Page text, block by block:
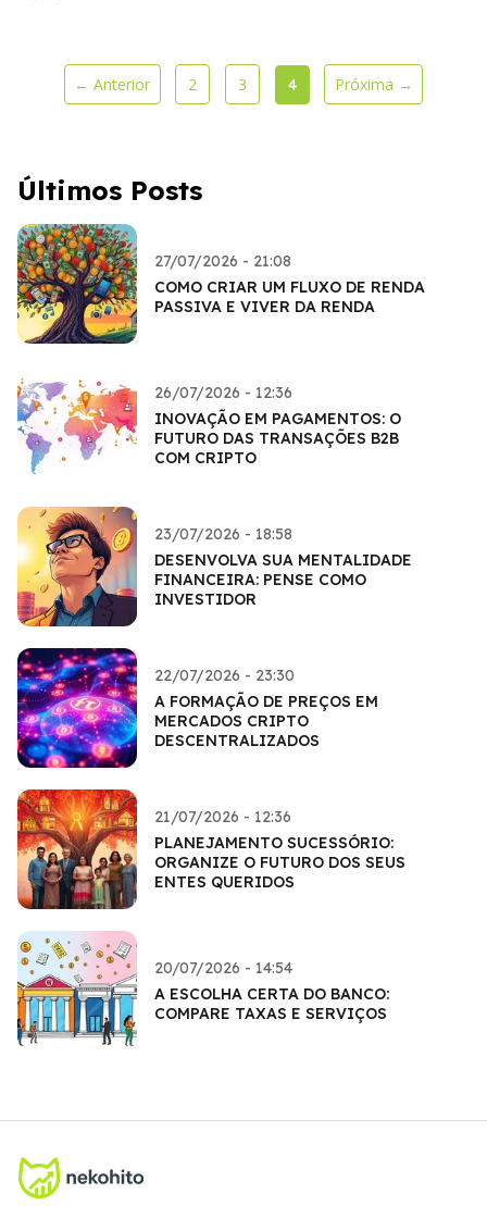
← Anterior 2 3 4 Próxima →
Últimos Posts
27/07/2026 - 21:08
COMO CRIAR UM FLUXO DE RENDA
PASSIVA E VIVER DA RENDA
26/07/2026 - 12:36
INOVAÇÃO EM PAGAMENTOS: O
FUTURO DAS TRANSAÇÕES B2B
COM CRIPTO
23/07/2026 - 18:58
DESENVOLVA SUA MENTALIDADE
FINANCEIRA: PENSE COMO
INVESTIDOR
22/07/2026 - 23:30
A FORMAÇÃO DE PREÇOS EM
MERCADOS CRIPTO
DESCENTRALIZADOS
21/07/2026 - 12:36
PLANEJAMENTO SUCESSÓRIO:
ORGANIZE O FUTURO DOS SEUS
ENTES QUERIDOS
20/07/2026 - 14:54
A ESCOLHA CERTA DO BANCO:
COMPARE TAXAS E SERVIÇOS